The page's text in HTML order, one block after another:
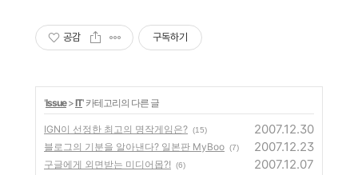
공감 구독하기
'Issue>IT' 카테고리의 다른 글
IGN이 선정한 최고의 명작게임은? (15) 2007.12.30
블로그의 기분을 알아낸다? 일본판 MyBoo (7) 2007.12.23
구글에게 외면받는 미디어몹?! (6) 2007.12.07